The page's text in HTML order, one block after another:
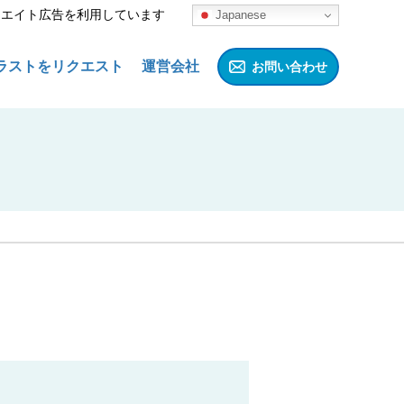
イト広告を利用しています Japanese
ストをリクエスト 運営会社 お問い合わせ